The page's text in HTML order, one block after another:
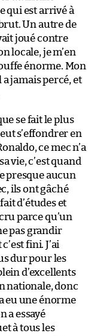
qui est arrivé à
Un autre de
joué contre
locale, je m’en
énorme. Mon
jamais percé, et
se fait le plus
s’effondrer en
ce mec n’a
vie, c’est quand
presque aucun
ils ont gâché
d’études et
parce qu’un
pas grandir
fini. J’ai
dur pour les
d’excellents
nationale, donc
eu une énorme
a essayé
à tous les